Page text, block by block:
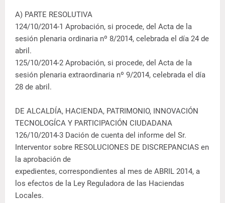
A) PARTE RESOLUTIVA
124/10/2014-1 Aprobación, si procede, del Acta de la
sesión plenaria ordinaria nº 8/2014, celebrada el día 24 de
abril.
125/10/2014-2 Aprobación, si procede, del Acta de la
sesión plenaria extraordinaria nº 9/2014, celebrada el día
28 de abril.
DE ALCALDÍA, HACIENDA, PATRIMONIO, INNOVACIÓN
TECNOLOGÍCA Y PARTICIPACIÓN CIUDADANA
126/10/2014-3 Dación de cuenta del informe del Sr.
Interventor sobre RESOLUCIONES DE DISCREPANCIAS en
la aprobación de
expedientes, correspondientes al mes de ABRIL 2014, a
los efectos de la Ley Reguladora de las Haciendas
Locales.